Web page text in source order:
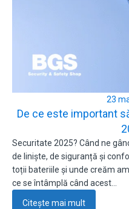
23
De ce este important
Securitate 2025? Când ne
de liniște, de siguranță și
toții bateriile și unde creăm
ce se întâmplă când acest…
Citește mai mult